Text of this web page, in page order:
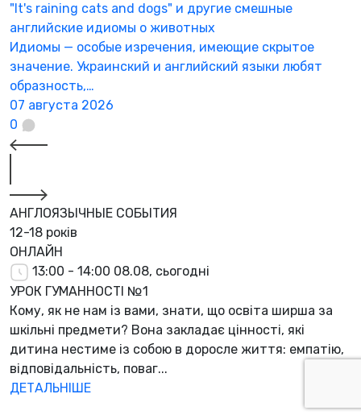
"It's raining cats and dogs" и другие смешные
английские идиомы о животных
Идиомы — особые изречения, имеющие скрытое
значение. Украинский и английский языки любят
образность,…
07 августа 2026
0
АНГЛОЯЗЫЧНЫЕ СОБЫТИЯ
12-18 років
ОНЛАЙН
13:00 - 14:00 08.08, сьогодні
УРОК ГУМАННОСТІ №1
Кому, як не нам із вами, знати, що освіта ширша за
шкільні предмети? Вона закладає цінності, які
дитина нестиме із собою в доросле життя: емпатію,
відповідальність, поваг...
ДЕТАЛЬНІШЕ